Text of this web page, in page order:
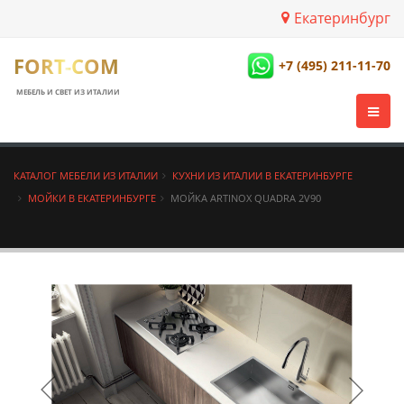
Екатеринбург
FORT-COM
МЕБЕЛЬ И СВЕТ ИЗ ИТАЛИИ
+7 (495) 211-11-70
КАТАЛОГ МЕБЕЛИ ИЗ ИТАЛИИ
КУХНИ ИЗ ИТАЛИИ В ЕКАТЕРИНБУРГЕ
МОЙКИ В ЕКАТЕРИНБУРГЕ
МОЙКА ARTINOX QUADRA 2V90